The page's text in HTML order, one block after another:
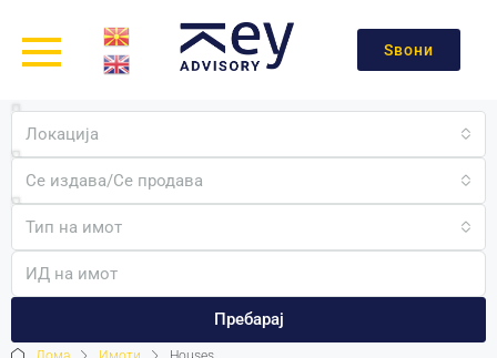
Ѕвони
Локација
Се издава/Се продава
Тип на имот
Пребарај